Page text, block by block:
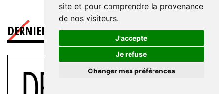
site et pour comprendre la provenance
de nos visiteurs.
J'accepte
Je refuse
Changer mes préférences
DERNIER NUMÉRON°129